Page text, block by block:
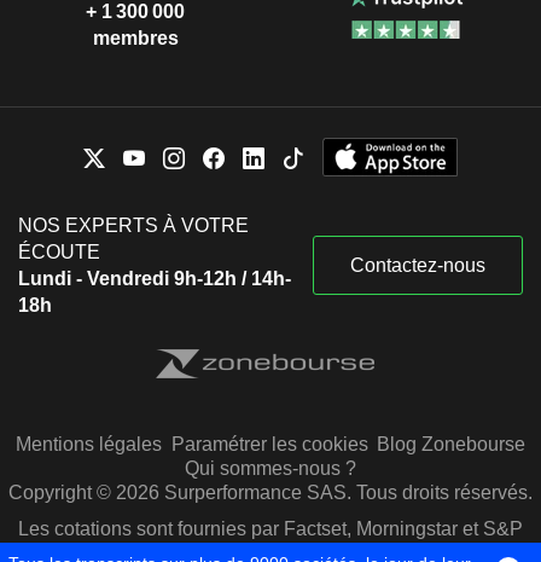
+ 1 300 000
membres
NOS EXPERTS À VOTRE
ÉCOUTE
Lundi - Vendredi 9h-12h / 14h-
18h
Contactez-nous
Mentions légales Paramétrer les cookies Blog Zonebourse
Qui sommes-nous ?
Copyright © 2026 Surperformance SAS. Tous droits réservés.
Les cotations sont fournies par Factset, Morningstar et S&P
Capital IQ